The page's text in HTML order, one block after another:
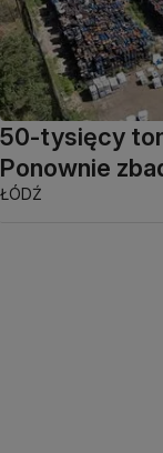
50-tysięcy
Ponownie
ŁÓDŹ